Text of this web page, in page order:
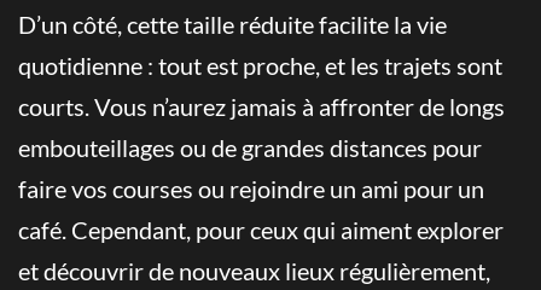
D’un côté, cette taille réduite facilite la vie
quotidienne : tout est proche, et les trajets sont
courts. Vous n’aurez jamais à affronter de longs
embouteillages ou de grandes distances pour
faire vos courses ou rejoindre un ami pour un
café. Cependant, pour ceux qui aiment explorer
et découvrir de nouveaux lieux régulièrement,